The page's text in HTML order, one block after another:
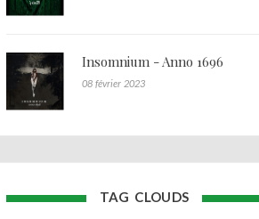
Insomnium - Anno 1696
08 février 2023
TAG CLOUDS